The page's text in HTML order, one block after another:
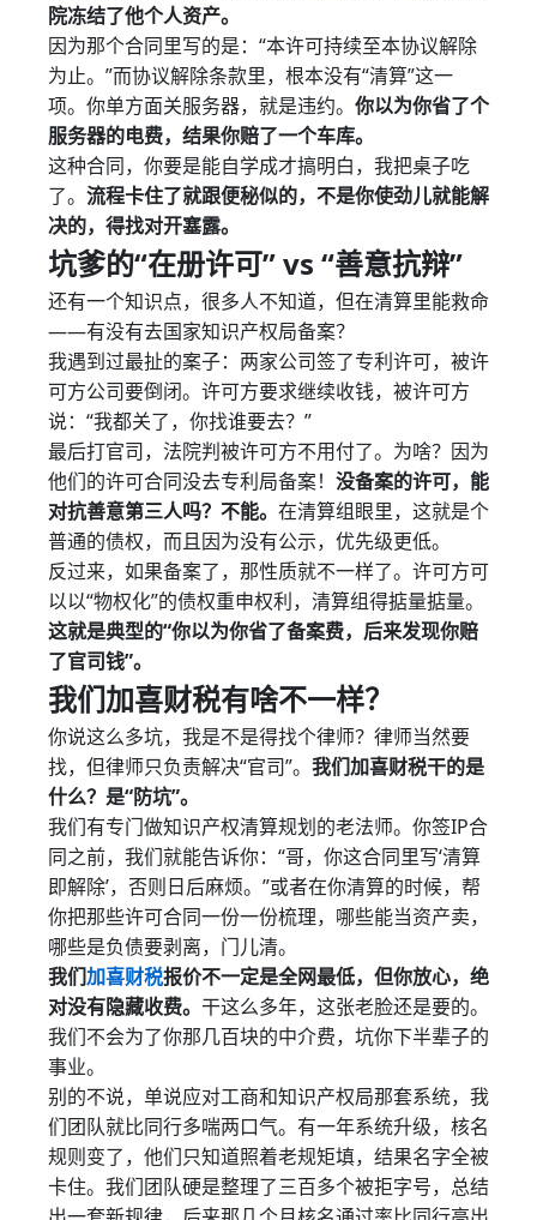
院冻结了他个人资产。
因为那个合同里写的是：“本许可持续至本协议解除
为止。”而协议解除条款里，根本没有“清算”这一
项。你单方面关服务器，就是违约。 你以为你省了个
服务器的电费，结果你赔了一个车库。
这种合同，你要是能自学成才搞明白，我把桌子吃
了。 流程卡住了就跟便秘似的，不是你使劲儿就能解
决的，得找对开塞露。
坑爹的“在册许可” vs “善意抗辩”
还有一个知识点，很多人不知道，但在清算里能救命
——有没有去国家知识产权局备案？
我遇到过最扯的案子：两家公司签了专利许可，被许
可方公司要倒闭。许可方要求继续收钱，被许可方
说：“我都关了，你找谁要去？”
最后打官司，法院判被许可方不用付了。为啥？因为
他们的许可合同没去专利局备案！ 没备案的许可，能
对抗善意第三人吗？不能。 在清算组眼里，这就是个
普通的债权，而且因为没有公示，优先级更低。
反过来，如果备案了，那性质就不一样了。许可方可
以以“物权化”的债权重申权利，清算组得掂量掂量。
这就是典型的“你以为你省了备案费，后来发现你赔
了官司钱”。
我们加喜财税有啥不一样？
你说这么多坑，我是不是得找个律师？律师当然要
找，但律师只负责解决“官司”。 我们加喜财税干的是
什么？是“防坑”。
我们有专门做知识产权清算规划的老法师。你签IP合
同之前，我们就能告诉你：“哥，你这合同里写‘清算
即解除’，否则日后麻烦。”或者在你清算的时候，帮
你把那些许可合同一份一份梳理，哪些能当资产卖，
哪些是负债要剥离，门儿清。
我们加喜财税报价不一定是全网最低，但你放心，绝
对没有隐藏收费。 干这么多年，这张老脸还是要的。
我们不会为了你那几百块的中介费，坑你下半辈子的
事业。
别的不说，单说应对工商和知识产权局那套系统，我
们团队就比同行多喘两口气。有一年系统升级，核名
规则变了，他们只知道照着老规矩填，结果名字全被
卡住。我们团队硬是整理了三百多个被拒字号，总结